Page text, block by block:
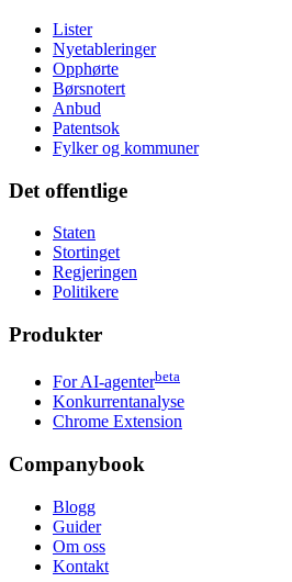
Lister
Nyetableringer
Opphørte
Børsnotert
Anbud
Patentsok
Fylker og kommuner
Det offentlige
Staten
Stortinget
Regjeringen
Politikere
Produkter
For AI-agenterbeta
Konkurrentanalyse
Chrome Extension
Companybook
Blogg
Guider
Om oss
Kontakt